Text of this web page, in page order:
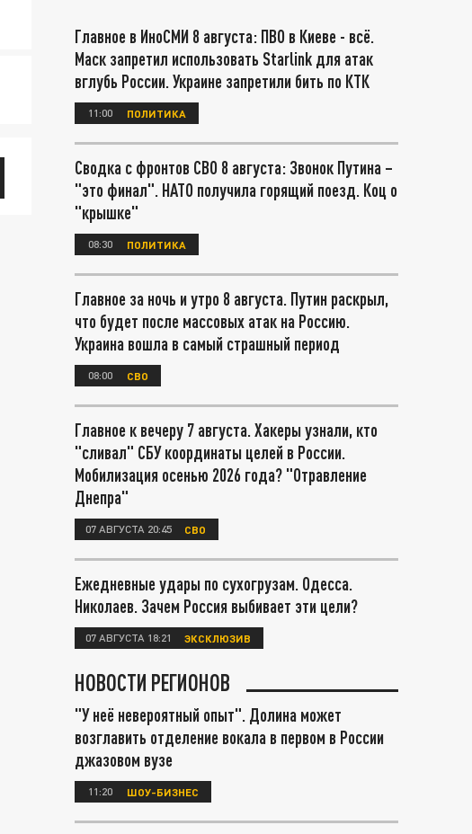
Главное в ИноСМИ 8 августа: ПВО в Киеве - всё.
Маск запретил использовать Starlink для атак
вглубь России. Украине запретили бить по КТК
11:00 ПОЛИТИКА
Сводка с фронтов СВО 8 августа: Звонок Путина –
"это финал". НАТО получила горящий поезд. Коц о
"крышке"
08:30 ПОЛИТИКА
Главное за ночь и утро 8 августа. Путин раскрыл,
что будет после массовых атак на Россию.
Украина вошла в самый страшный период
08:00 СВО
Главное к вечеру 7 августа. Хакеры узнали, кто
"сливал" СБУ координаты целей в России.
Мобилизация осенью 2026 года? "Отравление
Днепра"
07 АВГУСТА 20:45 СВО
Ежедневные удары по сухогрузам. Одесса.
Николаев. Зачем Россия выбивает эти цели?
07 АВГУСТА 18:21 ЭКСКЛЮЗИВ
НОВОСТИ РЕГИОНОВ
"У неё невероятный опыт". Долина может
возглавить отделение вокала в первом в России
джазовом вузе
11:20 ШОУ-БИЗНЕС